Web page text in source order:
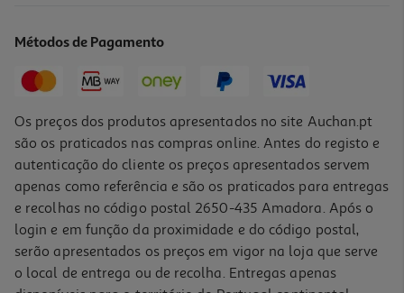
-10%
Métodos de Pagamento
Os preços dos produtos apresentados no site Auchan.pt
são os praticados nas compras online. Antes do registo e
autenticação do cliente os preços apresentados servem
apenas como referência e são os praticados para entregas
e recolhas no código postal 2650-435 Amadora. Após o
login e em função da proximidade e do código postal,
serão apresentados os preços em vigor na loja que serve
o local de entrega ou de recolha. Entregas apenas